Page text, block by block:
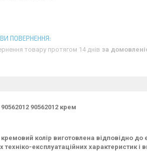
товару протягом 14 днів за
90562012 крем
колір виготовлена відповідно до
експлуатаційних характеристик і